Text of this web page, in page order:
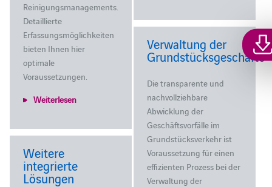
Reinigungsmanagements.
Detaillierte
Erfassungsmöglichkeiten
bieten Ihnen hier
optimale
Voraussetzungen.
Weiterlesen
Verwaltung der
Grundstücksgeschäfte
Die transparente und
nachvollziehbare
Abwicklung der
Geschäftsvorfälle im
Grundstücksverkehr ist
Voraussetzung für einen
effizienten Prozess bei der
Verwaltung der
Weitere
integrierte
Lösungen